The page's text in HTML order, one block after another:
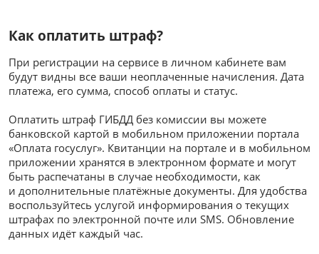
Как оплатить штраф?
При регистрации на сервисе в личном кабинете вам
будут видны все ваши неоплаченные начисления. Дата
платежа, его сумма, способ оплаты и статус.
Оплатить штраф ГИБДД без комиссии вы можете
банковской картой в мобильном приложении портала
«Оплата госуслуг». Квитанции на портале и в мобильном
приложении хранятся в электронном формате и могут
быть распечатаны в случае необходимости, как
и дополнительные платёжные документы. Для удобства
воспользуйтесь услугой информирования о текущих
штрафах по электронной почте или SMS. Обновление
данных идёт каждый час.